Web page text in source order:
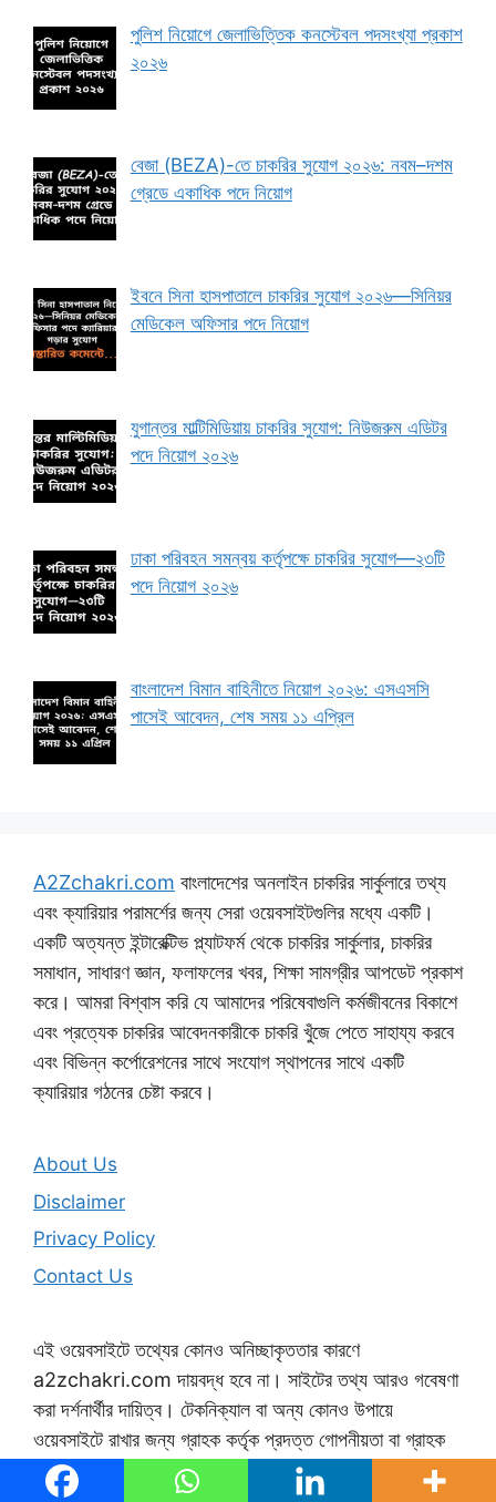
পুলিশ নিয়োগে জেলাভিত্তিক কনস্টেবল পদসংখ্যা প্রকাশ
২০২৬
বেজা (BEZA)-তে চাকরির সুযোগ ২০২৬: নবম–দশম
গ্রেডে একাধিক পদে নিয়োগ
ইবনে সিনা হাসপাতালে চাকরির সুযোগ ২০২৬—সিনিয়র
মেডিকেল অফিসার পদে নিয়োগ
যুগান্তর মাল্টিমিডিয়ায় চাকরির সুযোগ: নিউজরুম এডিটর
পদে নিয়োগ ২০২৬
ঢাকা পরিবহন সমন্বয় কর্তৃপক্ষে চাকরির সুযোগ—২৩টি
পদে নিয়োগ ২০২৬
বাংলাদেশ বিমান বাহিনীতে নিয়োগ ২০২৬: এসএসসি
পাসেই আবেদন, শেষ সময় ১১ এপ্রিল
A2Zchakri.com বাংলাদেশের অনলাইন চাকরির সার্কুলারে তথ্য
এবং ক্যারিয়ার পরামর্শের জন্য সেরা ওয়েবসাইটগুলির মধ্যে একটি।
একটি অত্যন্ত ইন্টারেক্টিভ প্ল্যাটফর্ম থেকে চাকরির সার্কুলার, চাকরির
সমাধান, সাধারণ জ্ঞান, ফলাফলের খবর, শিক্ষা সামগ্রীর আপডেট প্রকাশ
করে। আমরা বিশ্বাস করি যে আমাদের পরিষেবাগুলি কর্মজীবনের বিকাশে
এবং প্রত্যেক চাকরির আবেদনকারীকে চাকরি খুঁজে পেতে সাহায্য করবে
এবং বিভিন্ন কর্পোরেশনের সাথে সংযোগ স্থাপনের সাথে একটি
ক্যারিয়ার গঠনের চেষ্টা করবে।
About Us
Disclaimer
Privacy Policy
Contact Us
এই ওয়েবসাইটে তথ্যের কোনও অনিচ্ছাকৃততার কারণে
a2zchakri.com দায়বদ্ধ হবে না। সাইটের তথ্য আরও গবেষণা
করা দর্শনার্থীর দায়িত্ব। টেকনিক্যাল বা অন্য কোনও উপায়ে
ওয়েবসাইটে রাখার জন্য গ্রাহক কর্তৃক প্রদত্ত গোপনীয়তা বা গ্রাহক
দ্বারা প্রদত্ত তথ্য লঙ্ঘন আমদের দায়িত্ব নয়।